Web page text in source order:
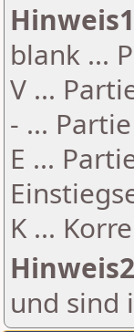
Hinweis1
blank ...
V ...
- ...
E ...
K ...
Hinweis2
und sind